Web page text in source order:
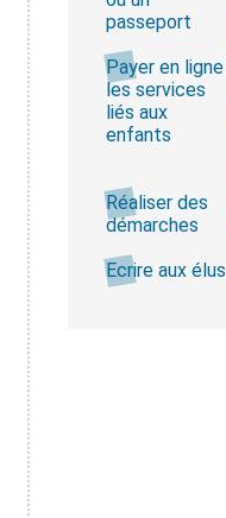
passeport
Payer en ligne
les services
liés aux
enfants
Réaliser des
démarches
Ecrire aux élus